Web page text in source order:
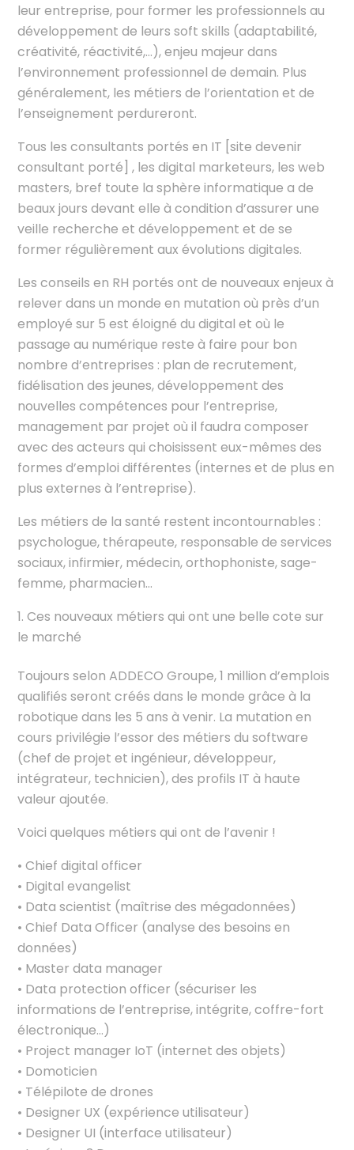
leur entreprise, pour former les professionnels au
développement de leurs soft skills (adaptabilité,
créativité, réactivité,…), enjeu majeur dans
l’environnement professionnel de demain. Plus
généralement, les métiers de l’orientation et de
l’enseignement perdureront.
Tous les consultants portés en IT [site devenir
consultant porté] , les digital marketeurs, les web
masters, bref toute la sphère informatique a de
beaux jours devant elle à condition d’assurer une
veille recherche et développement et de se
former régulièrement aux évolutions digitales.
Les conseils en RH portés ont de nouveaux enjeux à
relever dans un monde en mutation où près d’un
employé sur 5 est éloigné du digital et où le
passage au numérique reste à faire pour bon
nombre d’entreprises : plan de recrutement,
fidélisation des jeunes, développement des
nouvelles compétences pour l’entreprise,
management par projet où il faudra composer
avec des acteurs qui choisissent eux-mêmes des
formes d’emploi différentes (internes et de plus en
plus externes à l’entreprise).
Les métiers de la santé restent incontournables :
psychologue, thérapeute, responsable de services
sociaux, infirmier, médecin, orthophoniste, sage-
femme, pharmacien…
Ces nouveaux métiers qui ont une belle cote sur
le marché
Toujours selon ADDECO Groupe, 1 million d’emplois
qualifiés seront créés dans le monde grâce à la
robotique dans les 5 ans à venir. La mutation en
cours privilégie l’essor des métiers du software
(chef de projet et ingénieur, développeur,
intégrateur, technicien), des profils IT à haute
valeur ajoutée.
Voici quelques métiers qui ont de l’avenir !
• Chief digital officer
• Digital evangelist
• Data scientist (maîtrise des mégadonnées)
• Chief Data Officer (analyse des besoins en
données)
• Master data manager
• Data protection officer (sécuriser les
informations de l’entreprise, intégrite, coffre-fort
électronique…)
• Project manager IoT (internet des objets)
• Domoticien
• Télépilote de drones
• Designer UX (expérience utilisateur)
• Designer UI (interface utilisateur)